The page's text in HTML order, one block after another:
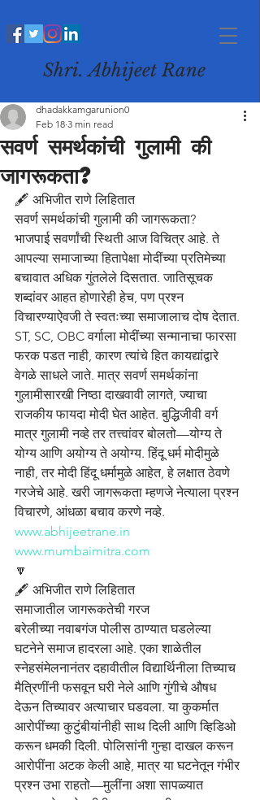
Shri. Abhijeet Rane
सवर्ण समर्थकांची गुलामी की
जागरूकता?
dhadakkamgarunion0
Feb 18 3 min read
🖋️ अभिजीत राणे लिहितात
सवर्ण समर्थकांची गुलामी की जागरूकता?
भाजपाई सवर्णांची स्थिती आज विचित्र आहे. ते
आपल्या समाजाच्या हितापेक्षा मोदींच्या प्रतिमेच्या
बचावात अधिक गुंतलेले दिसतात. जातिसूचक
शब्दांवर आहत होणारेही हेच, पण प्रश्न
विचारण्याऐवजी ते स्वतःच्या समाजालाच दोष देतात.
ST, SC, OBC वर्गाला मोदींच्या सन्मानाचा फारसा
फरक पडत नाही, कारण त्यांचे हित कायद्यांद्वारे
वेगळे साधले जाते. मात्र सवर्ण समर्थकांना
गुलामीसारखी निष्ठा दाखवावी लागते, ज्याचा
राजकीय फायदा मोदी घेत आहेत. बुद्धिजीवी वर्ग
मात्र गुलामी नव्हे तर तत्त्वांवर बोलतो—योग्य ते
योग्य आणि अयोग्य ते अयोग्य. हिंदू धर्म मोदीमुळे
नाही, तर मोदी हिंदू धर्मामुळे आहेत, हे लक्षात ठेवणे
गरजेचे आहे. खरी जागरूकता म्हणजे नेत्याला प्रश्न
विचारणे, आंधळा बचाव करणे नव्हे.
www.abhijeetrane.in
www.mumbaimitra.com
🔽
🖋️ अभिजीत राणे लिहितात
समाजातील जागरूकतेची गरज
बरेलीच्या नवाबगंज पोलीस ठाण्यात घडलेल्या
घटनेने समाज हादरला आहे. एका शाळेतील
स्नेहसंमेलनानंतर दहावीतील विद्यार्थिनीला तिच्याच
मैत्रिणींनी फसवून घरी नेले आणि गुंगीचे औषध
देऊन तिच्यावर अत्याचार घडवला. या कुकर्मात
आरोपींच्या कुटुंबीयांनीही साथ दिली आणि व्हिडिओ
करून धमकी दिली. पोलिसांनी गुन्हा दाखल करून
आरोपींना अटक केली आहे, मात्र या घटनेतून गंभीर
प्रश्न उभा राहतो—मुलींना अशा सापळ्यात